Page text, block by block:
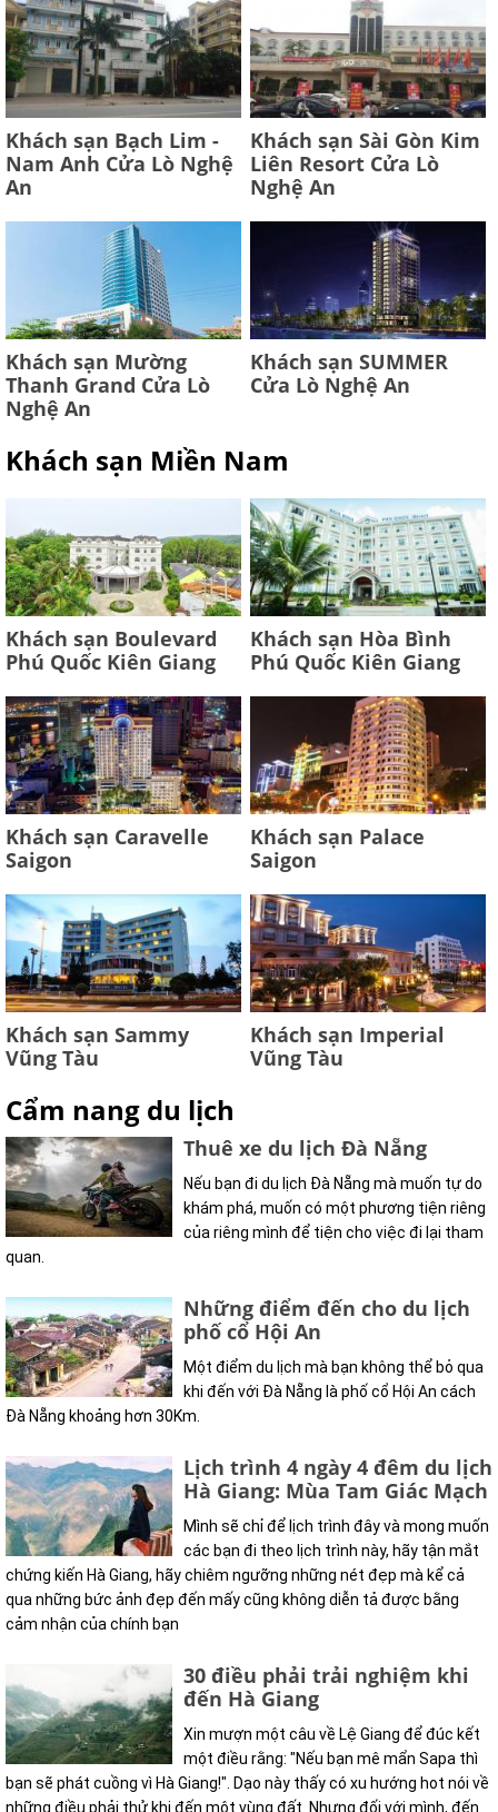
Khách sạn Bạch Lim -
Nam Anh Cửa Lò Nghệ
An
Khách sạn Sài Gòn Kim
Liên Resort Cửa Lò
Nghệ An
Khách sạn Mường
Thanh Grand Cửa Lò
Nghệ An
Khách sạn SUMMER
Cửa Lò Nghệ An
Khách sạn Miền Nam
Khách sạn Boulevard
Phú Quốc Kiên Giang
Khách sạn Hòa Bình
Phú Quốc Kiên Giang
Khách sạn Caravelle
Saigon
Khách sạn Palace
Saigon
Khách sạn Sammy
Vũng Tàu
Khách sạn Imperial
Vũng Tàu
Cẩm nang du lịch
Thuê xe du lịch Đà Nẵng
Nếu bạn đi du lịch Đà Nẵng mà muốn tự do
khám phá, muốn có một phương tiện riêng
của riêng mình để tiện cho việc đi lại tham
quan.
Những điểm đến cho du lịch
phố cổ Hội An
Một điểm du lịch mà bạn không thể bỏ qua
khi đến với Đà Nẵng là phố cổ Hội An cách
Đà Nẵng khoảng hơn 30Km.
Lịch trình 4 ngày 4 đêm du lịch
Hà Giang: Mùa Tam Giác Mạch
Mình sẽ chỉ để lịch trình đây và mong muốn
các bạn đi theo lịch trình này, hãy tận mắt
chứng kiến Hà Giang, hãy chiêm ngưỡng những nét đẹp mà kể cả
qua những bức ảnh đẹp đến mấy cũng không diễn tả được bằng
cảm nhận của chính bạn
30 điều phải trải nghiệm khi
đến Hà Giang
Xin mượn một câu về Lệ Giang để đúc kết
một điều rằng: "Nếu bạn mê mẩn Sapa thì
bạn sẽ phát cuồng vì Hà Giang!". Dạo này thấy có xu hướng hot nói về
những điều phải thử khi đến một vùng đất. Nhưng đối với mình, đến